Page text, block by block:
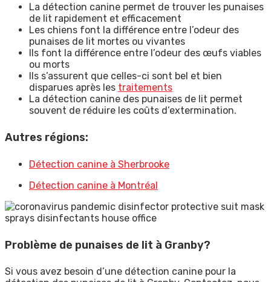
La détection canine permet de trouver les punaises
de lit rapidement et efficacement
Les chiens font la différence entre l’odeur des
punaises de lit mortes ou vivantes
Ils font la différence entre l’odeur des œufs viables
ou morts
Ils s’assurent que celles-ci sont bel et bien
disparues après les traitements
La détection canine des punaises de lit permet
souvent de réduire les coûts d’extermination.
Autres régions:
Détection canine à Sherbrooke
Détection canine à Montréal
Problème de punaises de lit à Granby?
Si vous avez besoin d’une détection canine pour la